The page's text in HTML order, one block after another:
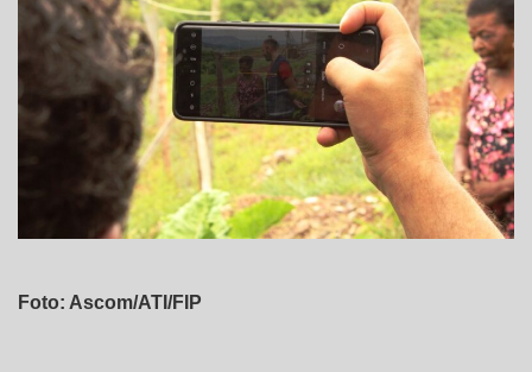
Foto: Ascom/ATI/FIP